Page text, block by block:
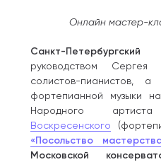
Онлайн мастер-
Санкт-
руководством Сергея
солистов-пианистов,
фортепианной музыки
Народного
Воскресенского
«Посольство
Московской